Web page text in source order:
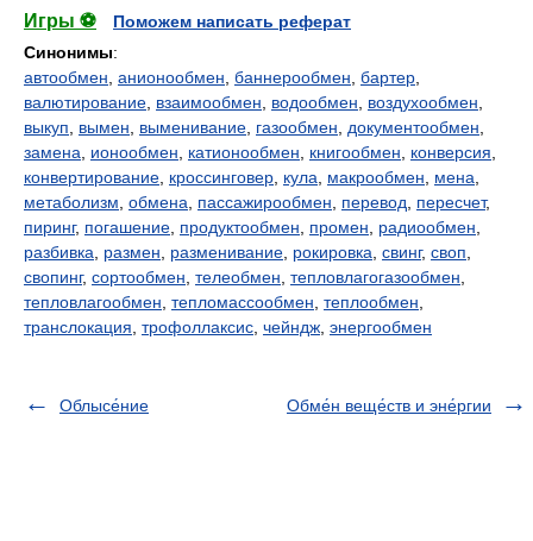
Игры ⚽
Поможем написать реферат
Синонимы:
автообмен анионообмен баннерообмен бартер
валютирование взаимообмен водообмен воздухообмен
выкуп
вымен выменивание газообмен документообмен
замена
ионообмен катионообмен книгообмен конверсия
конвертирование кроссинговер кула макрообмен мена
метаболизм обмена пассажирообмен перевод пересчет,
пиринг, погашение продуктообмен промен радиообмен
разбивка
размен разменивание рокировка свинг, своп
свопинг, сортообмен телеобмен тепловлагогазообмен
тепловлагообмен тепломассообмен теплообмен
транслокация трофоллаксис чейндж энергообмен
Облысе́ние Обме́н веще́ств и эне́ргии